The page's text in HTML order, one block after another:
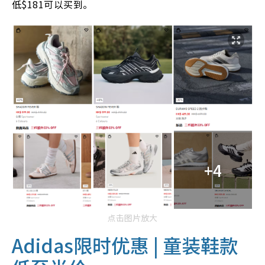
低$181可以买到。
+4
点击图片放大
Adidas限时优惠 | 童装鞋款